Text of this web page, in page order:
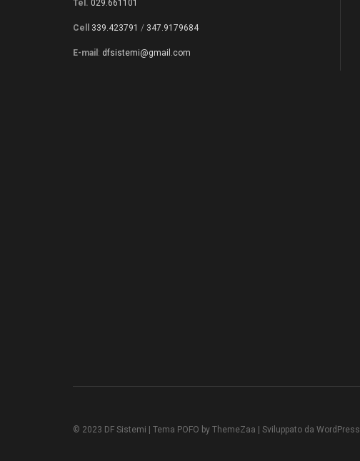
Tel. 029.661101
Cell 339.423791 / 347.9179684
E-mail : dfsistemi@gmail.com
© 2023 DF Sistemi | Tema POFO by ThemeZaa | Sviluppato da WordPress